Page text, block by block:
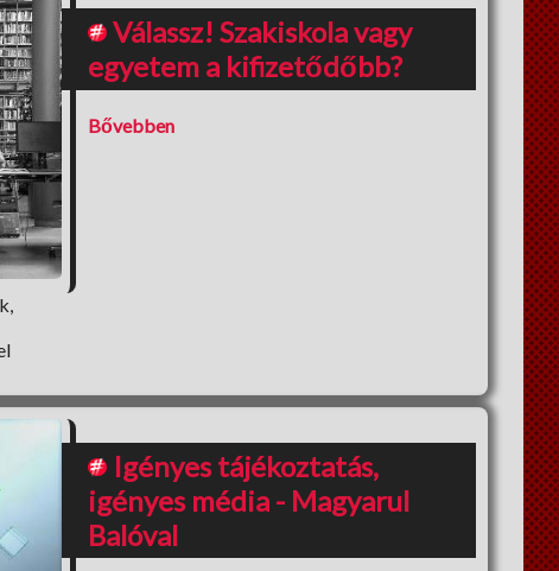
Válassz! Szakiskola vagy
egyetem a kifizetődőbb?
Bővebben
Igényes tájékoztatás,
igényes média - Magyarul
Balóval